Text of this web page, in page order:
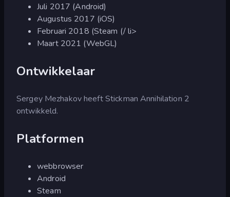
Juli 2017 (Android)
Augustus 2017 (iOS)
Februari 2018 (Steam (/ li>
Maart 2021 (WebGL)
Ontwikkelaar
Sergey Mezhakov heeft Stickman Annihilation 2
ontwikkeld.
Platformen
webbrowser
Android
Steam